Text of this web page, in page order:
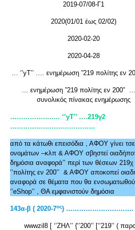
2019-07/08-Γ1
2020(01/01 έως 02/02)
2020-02-20
2020-04-28
… ‘’yΤ’’ .… ενημέρωση ”219 πολίτης εν
… ενημέρωση ”219 πολίτης εν 200”
συνολικός πίνακας ενημέρωσης
………………..… ‘’yT’’ .…219γ2
…………………………………
από τα κάτωθι επεισόδια , ΑΦΟΥ γίνει
ονομάτων –κλπ & ΑΦΟΥ σβηστεί
δημόσια αναφορά’’ περί των θέσεων
‘’πολίτης εν 200’’ & ΑΦΟΥ αποκοπεί
αναφορά σε θέματα που θα
‘’eShop’’ , ΘΑ εμφανιστούν δημόσια
143α-β ( 2020-7ος) ………………………….
wwwzil8 [ ‘’ΖΗΛ’’ {‘’200’’ [‘’219’’ (